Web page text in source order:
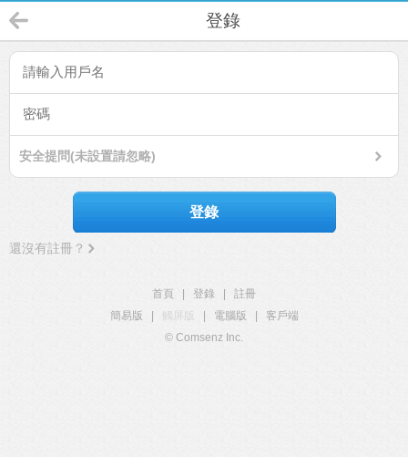
登錄
安全提問(未設置請忽略)
登錄
還沒有註冊？
首頁 登錄
註冊
簡易版
觸屏版 電腦版
客戶端
© Comsenz Inc.